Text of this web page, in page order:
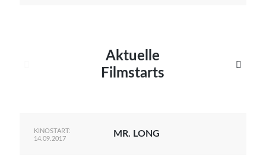
Aktuelle
Filmstarts

KINOSTART:
14.09.2017
MR. LONG